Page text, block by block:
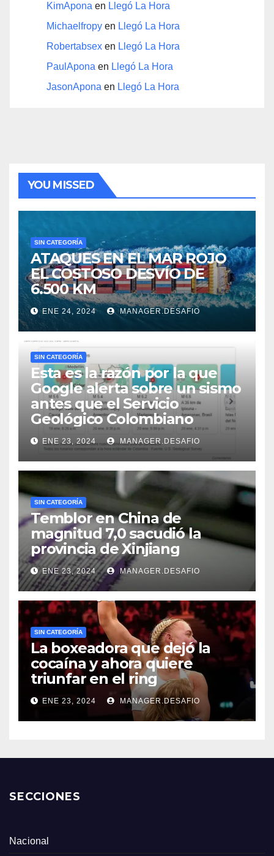
KimApona en Llegó La Hora
Michaelfropy en Llegó La Hora
Robertabsex en Llegó La Hora
PaulApona en Llegó La Hora
JasonApona en Llegó La Hora
YOU MISSED
SIN CATEGORÍA
ATAQUES EN EL MAR ROJO
EL COSTOSO DESVÍO DE
6.500 KM
ENE 24, 2024 MANAGER.DESAFIO
SIN CATEGORÍA
Esta es la razón por la que
Google alerta sobre un sismo
antes que el Servicio
Geológico Colombiano
ENE 23, 2024 MANAGER.DESAFIO
SIN CATEGORÍA
Temblor en China de
magnitud 7,0 sacudió la
provincia de Xinjiang
ENE 23, 2024 MANAGER.DESAFIO
SIN CATEGORÍA
La boxeadora que dejó la
cocaína y ahora quiere
triunfar en el ring​
ENE 23, 2024 MANAGER.DESAFIO
SECCIONES
Nacional